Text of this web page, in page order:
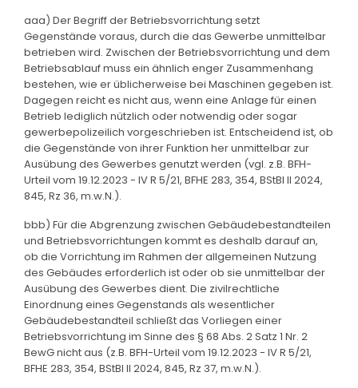
aaa) Der Begriff der Betriebsvorrichtung setzt
Gegenstände voraus, durch die das Gewerbe unmittelbar
betrieben wird. Zwischen der Betriebsvorrichtung und dem
Betriebsablauf muss ein ähnlich enger Zusammenhang
bestehen, wie er üblicherweise bei Maschinen gegeben ist.
Dagegen reicht es nicht aus, wenn eine Anlage für einen
Betrieb lediglich nützlich oder notwendig oder sogar
gewerbepolizeilich vorgeschrieben ist. Entscheidend ist, ob
die Gegenstände von ihrer Funktion her unmittelbar zur
Ausübung des Gewerbes genutzt werden (vgl. z.B. BFH-
Urteil vom 19.12.2023 - IV R 5/21, BFHE 283, 354, BStBl II 2024,
845, Rz 36, m.w.N.).
bbb) Für die Abgrenzung zwischen Gebäudebestandteilen
und Betriebsvorrichtungen kommt es deshalb darauf an,
ob die Vorrichtung im Rahmen der allgemeinen Nutzung
des Gebäudes erforderlich ist oder ob sie unmittelbar der
Ausübung des Gewerbes dient. Die zivilrechtliche
Einordnung eines Gegenstands als wesentlicher
Gebäudebestandteil schließt das Vorliegen einer
Betriebsvorrichtung im Sinne des § 68 Abs. 2 Satz 1 Nr. 2
BewG nicht aus (z.B. BFH-Urteil vom 19.12.2023 - IV R 5/21,
BFHE 283, 354, BStBl II 2024, 845, Rz 37, m.w.N.).